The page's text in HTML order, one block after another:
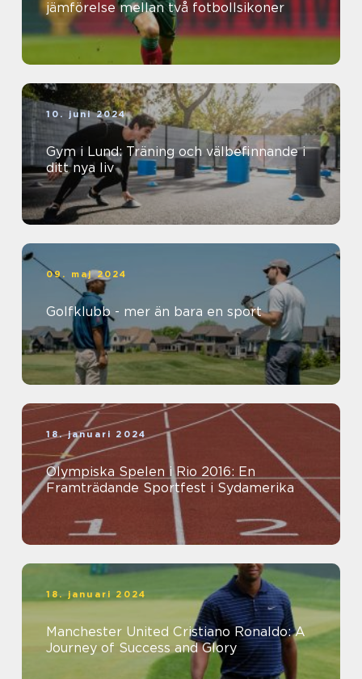
jämförelse mellan två fotbollsikoner
10. juni 2024
Gym i Lund: Träning och välbefinnande i
ditt nya liv
09. maj 2024
Golfklubb - mer än bara en sport
18. januari 2024
Olympiska Spelen i Rio 2016: En
Framträdande Sportfest i Sydamerika
18. januari 2024
Manchester United Cristiano Ronaldo: A
Journey of Success and Glory